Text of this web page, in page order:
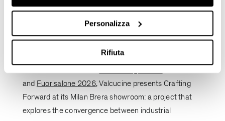
Personalizza
Rifiuta
Milan Design Week 2026: Valcucine
presents “Crafting Forward”
and Fuorisalone 2026, Valcucine presents Crafting
Forward at its Milan Brera showroom: a project that
explores the convergence between industrial